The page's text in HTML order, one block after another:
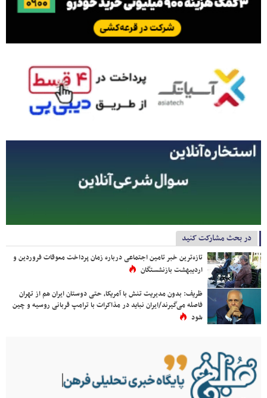
در بحث مشارکت کنید
تازه‌ترین خبر تامین اجتماعی درباره زمان پرداخت معوقات فروردین و
اردیبهشت بازنشستگان
ظریف: بدون مدیریت تنش با آمریکا، حتی دوستان ایران هم از تهران
فاصله می‌گیرند/ایران نباید در مذاکرات با ترامپ قربانی روسیه و چین
شود